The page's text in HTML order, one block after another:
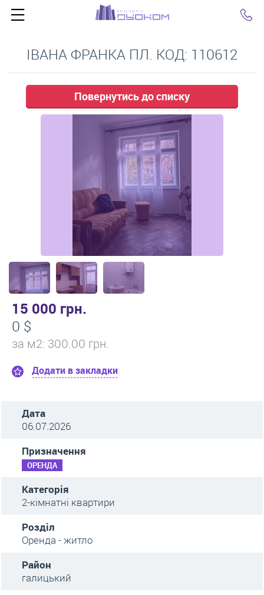
ІВАНА ФРАНКА ПЛ. КОД: 110612
Повернутись до списку
15 000 грн.
0 $
за м2: 300.00 грн.
Додати в закладки
Дата
06.07.2026
Призначення
ОРЕНДА
Категорія
2-кімнатні квартири
Розділ
Оренда - житло
Район
галицький